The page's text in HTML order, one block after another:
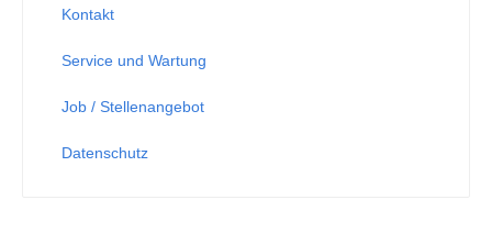
Kontakt
Service und Wartung
Job / Stellenangebot
Datenschutz